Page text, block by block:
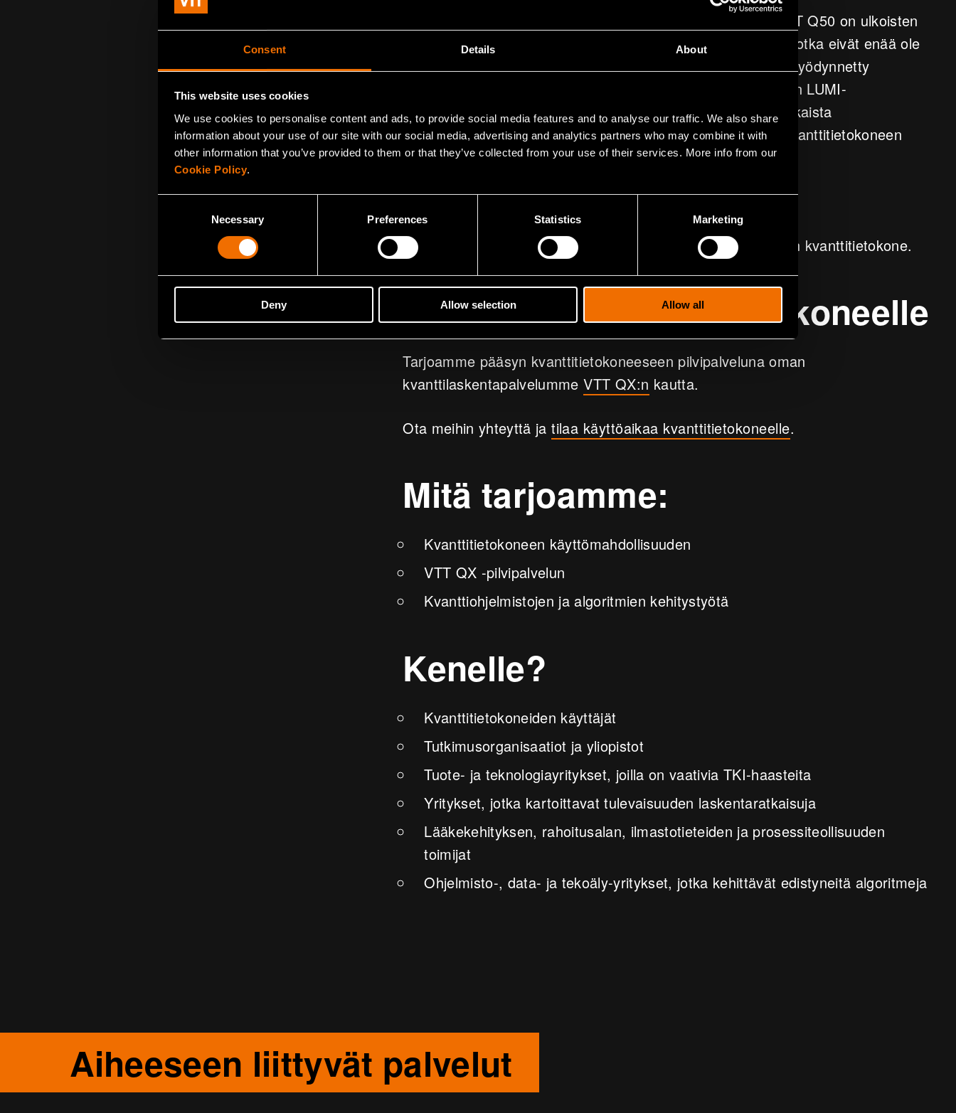
Consent Details About
This website uses cookies
We use cookies to personalise content and ads, to provide social media features and to analyse our traffic. We also share
information about your use of our site with our social media, advertising and analytics partners who may combine it with
other information that you’ve provided to them or that they’ve collected from your use of their services. More info from our
Cookie Policy.
Necessary Preferences Statistics Marketing
Deny Allow selection Allow all
VTT Q50 on 53-kubittinen suprajohtava kvanttitietokone. VTT Q50 on ulkoisten
käyttäjien saatavilla, ja se kykenee suorittamaan laskelmia, jotka eivät enää ole
mahdollisia perinteisillä tietokoneilla. Kvanttitietokonetta on hyödynnetty
esimerkiksi ammoniakkimolekyylin simulointiin. Yhteys CSC:n LUMI-
supertietokoneeseen mahdollistaa tehokkaamman tavan ratkaista
monimutkaisia ongelmia yhdistämällä supertietokoneen ja kvanttitietokoneen
vahvuudet.
VTT Q5
VTT Q5 oli 5-kubittinen, suprajohtava, Suomen ensimmäinen kvanttitietokone.
Käyttöaikaa kvanttitietokoneelle
Tarjoamme pääsyn kvanttitietokoneeseen pilvipalveluna oman
kvanttilaskentapalvelummeVTT QX:n kautta.
Ota meihin yhteyttä jatilaa käyttöaikaa kvanttitietokoneelle.
Mitä tarjoamme:
Kvanttitietokoneen käyttömahdollisuuden
VTT QX -pilvipalvelun
Kvanttiohjelmistojen ja algoritmien kehitystyötä
Kenelle?
Kvanttitietokoneiden käyttäjät
Tutkimusorganisaatiot ja yliopistot
Tuote- ja teknologiayritykset, joilla on vaativia TKI-haasteita
Yritykset, jotka kartoittavat tulevaisuuden laskentaratkaisuja
Lääkekehityksen, rahoitusalan, ilmastotieteiden ja prosessiteollisuuden
toimijat
Ohjelmisto-, data- ja tekoäly-yritykset, jotka kehittävät edistyneitä algoritmeja
Aiheeseen liittyvät palvelut